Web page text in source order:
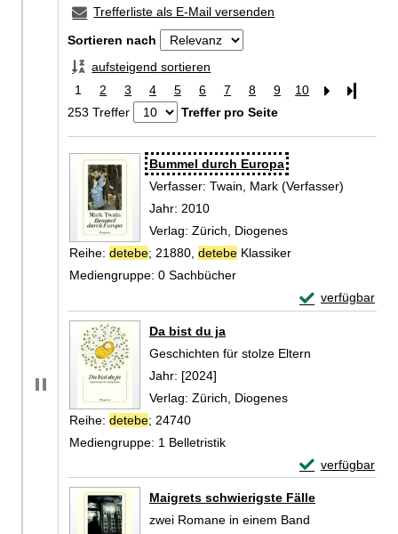
Trefferliste als E-Mail versenden
Sortieren nach
aufsteigend sortieren
1
2 3 4 5 6 7 8 9 10
Letzte
253 Treffer
Treffer pro Seite
Suchergebnis
Zu den Suchfiltern springen
Bummel durch Europa
Verfasser: Twain, Mark (Verfasser)
Jahr: 2010
Verlag: Zürich, Diogenes
Reihe: detebe; 21880, detebe Klassiker
Mediengruppe: 0 Sachbücher
verfügbar
Exemplar-
Da bist du ja
Geschichten für stolze Eltern
Suche nach diesem Verfasser
Jahr: [2024]
Verlag: Zürich, Diogenes
Reihe: detebe; 24740
Mediengruppe: 1 Belletristik
verfügbar
Exemplar-
Maigrets schwierigste Fälle
zwei Romane in einem Band